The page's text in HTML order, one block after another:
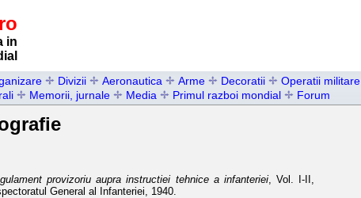
in
Divizii Aeronautica Arme Decoratii
Operatii militare
Memorii, jurnale Media Primul razboi mondial Forum
provizoriu aupra instructiei tehnice a infanteriei, Vol. I-II,
General al Infanteriei, 1940.